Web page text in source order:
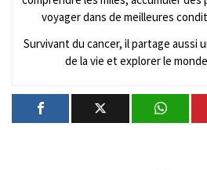
voyager dans de meilleures
Survivant du cancer, il partage aussi
de la vie et explorer le